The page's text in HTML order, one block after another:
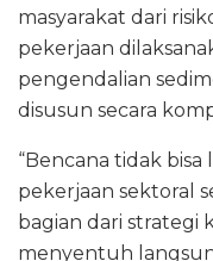
masyarakat dari
pekerjaan
pengendalian
disusun secara
“Bencana tidak
pekerjaan sektoral
bagian dari strategi
menyentuh